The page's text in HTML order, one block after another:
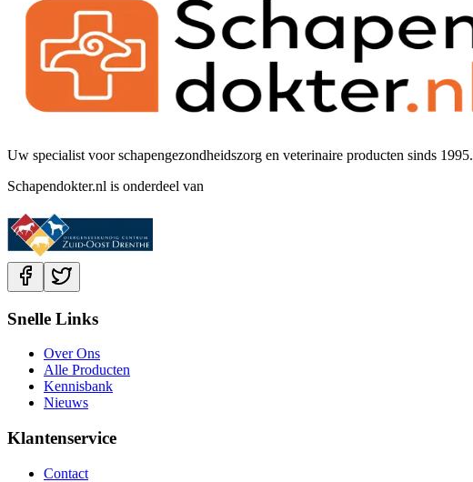
Uw specialist voor schapengezondheidszorg en veterinaire producten sinds 1995.
Schapendokter.nl is onderdeel van
Snelle Links
Over Ons
Alle Producten
Kennisbank
Nieuws
Klantenservice
Contact